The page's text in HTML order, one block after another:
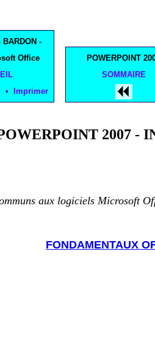
BARDON -
Office
• Imprimer
POWERPOINT
SOMMAIRE
2007 -
aux logiciels Microsoft
FONDAMENTAUX